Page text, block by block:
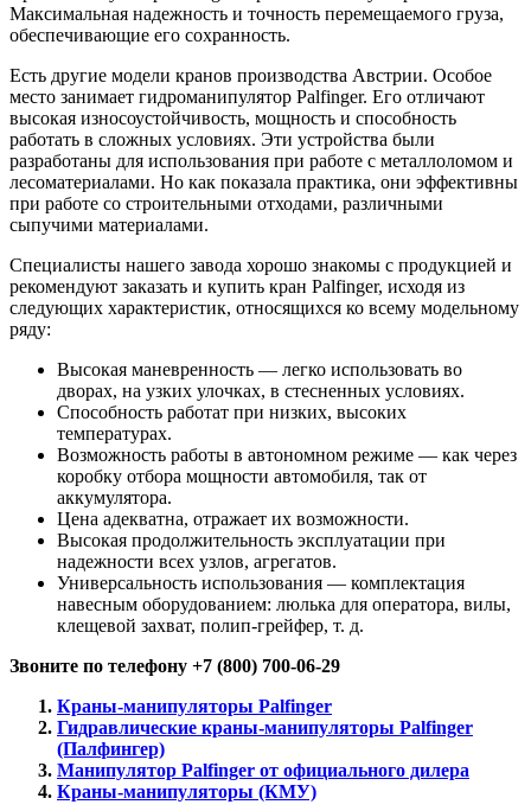
Максимальная надежность и точность перемещаемого груза,
обеспечивающие его сохранность.
Есть другие модели кранов производства Австрии. Особое
место занимает гидроманипулятор Palfinger. Его отличают
высокая износоустойчивость, мощность и способность
работать в сложных условиях. Эти устройства были
разработаны для использования при работе с металлоломом и
лесоматериалами. Но как показала практика, они эффективны
при работе со строительными отходами, различными
сыпучими материалами.
Специалисты нашего завода хорошо знакомы с продукцией и
рекомендуют заказать и купить кран Palfinger, исходя из
следующих характеристик, относящихся ко всему модельному
ряду:
Высокая маневренность — легко использовать во
дворах, на узких улочках, в стесненных условиях.
Способность работат при низких, высоких
температурах.
Возможность работы в автономном режиме — как через
коробку отбора мощности автомобиля, так от
аккумулятора.
Цена адекватна, отражает их возможности.
Высокая продолжительность эксплуатации при
надежности всех узлов, агрегатов.
Универсальность использования — комплектация
навесным оборудованием: люлька для оператора, вилы,
клещевой захват, полип-грейфер, т. д.
Звоните по телефону +7 (800) 700-06-29
Краны-манипуляторы Palfinger
Гидравлические краны-манипуляторы Palfinger
(Палфингер)
Манипулятор Palfinger от официального дилера
Краны-манипуляторы (КМУ)